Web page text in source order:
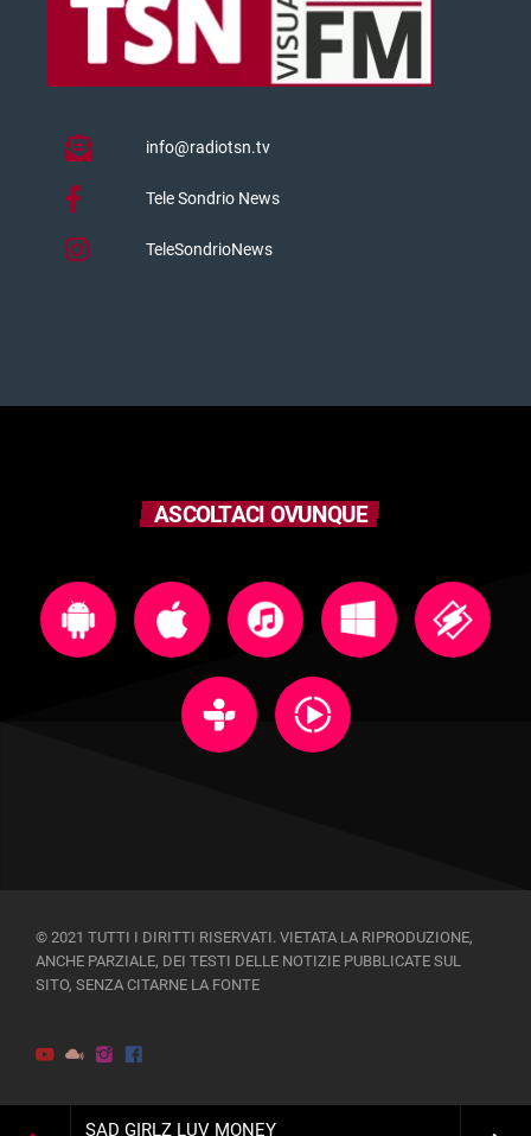
SAD GIRLZ LUV MONEY
info@radiotsn.tv
Tele Sondrio News
TeleSondrioNews
ASCOLTACI OVUNQUE
© 2021 TUTTI I DIRITTI RISERVATI. VIETATA LA RIPRODUZIONE,
ANCHE PARZIALE, DEI TESTI DELLE NOTIZIE PUBBLICATE SUL
SITO, SENZA CITARNE LA FONTE